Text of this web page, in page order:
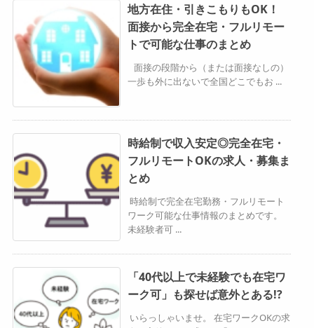
地方在住・引きこもりもOK！
面接から完全在宅・フルリモー
トで可能な仕事のまとめ
面接の段階から（または面接なしの）
一歩も外に出ないで全国どこでもお ...
時給制で収入安定◎完全在宅・
フルリモートOKの求人・募集ま
とめ
時給制で完全在宅勤務・フルリモート
ワーク可能な仕事情報のまとめです。
未経験者可 ...
「40代以上で未経験でも在宅ワ
ーク可」も探せば意外とある!?
いらっしゃいませ。 在宅ワークOKの求